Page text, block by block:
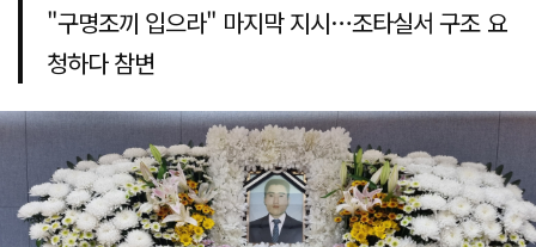
"구명조끼 입으라" 마지막 지시…조타실서 구조 요
청하다 참변